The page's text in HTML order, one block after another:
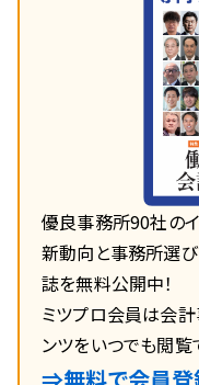
優良事務所90社の
新動向と事務所選
誌を無料公開中！
ミツプロ会員は会
ンツをいつでも閲覧
⇒無料で会員登